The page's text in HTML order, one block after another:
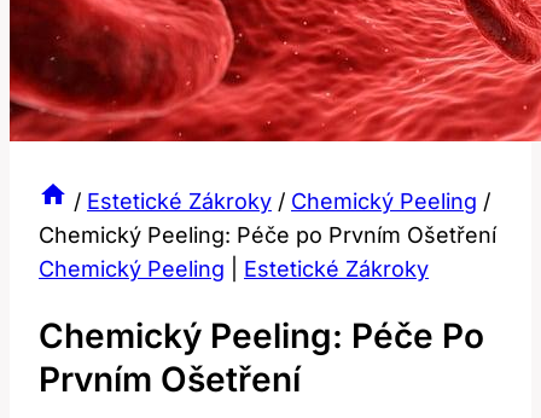
/ Estetické Zákroky / Chemický Peeling /
Chemický Peeling: Péče po Prvním Ošetření
Chemický Peeling
Estetické Zákroky
Chemický Peeling: Péče Po
Prvním Ošetření